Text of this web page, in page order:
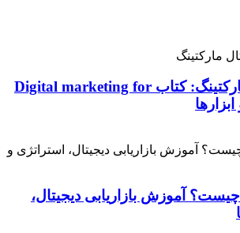
آموزش دیجیتال مارکتینگ: کتاب Digital marketing for
چیست؟ آموزش بازاریابی دیجیتال،